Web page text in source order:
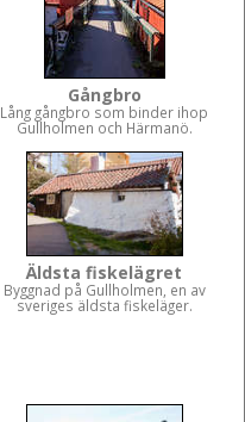
Gångbro
Lång gångbro som binder ihop
Gullholmen och Härmanö.
Äldsta fiskelägret
Byggnad på Gullholmen, en av
sveriges äldsta fiskeläger.